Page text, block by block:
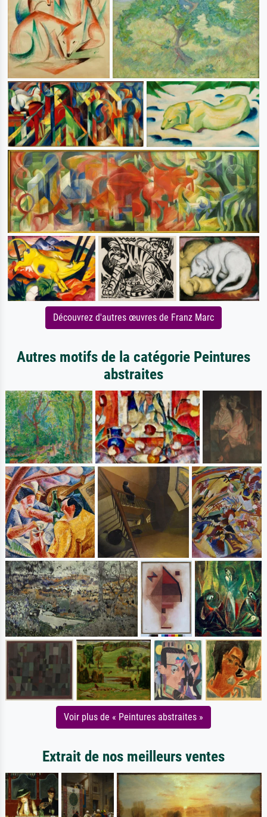
Découvrez d'autres œuvres de Franz Marc
Autres motifs de la catégorie Peintures
abstraites
Voir plus de « Peintures abstraites »
Extrait de nos meilleurs ventes